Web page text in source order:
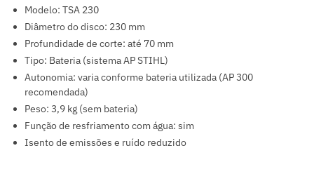
Modelo: TSA 230
Diâmetro do disco: 230 mm
Profundidade de corte: até 70 mm
Tipo: Bateria (sistema AP STIHL)
Autonomia: varia conforme bateria utilizada (AP 300
recomendada)
Peso: 3,9 kg (sem bateria)
Função de resfriamento com água: sim
Isento de emissões e ruído reduzido